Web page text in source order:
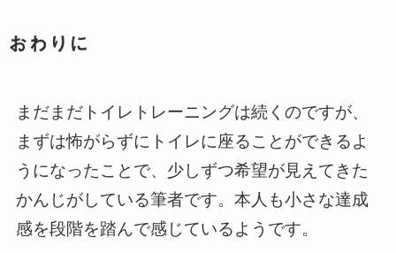
おわりに
まだまだトイレトレーニングは続くのですが、
まずは怖がらずにトイレに座ることができるよ
うになったことで、少しずつ希望が見えてきた
かんじがしている筆者です。本人も小さな達成
感を段階を踏んで感じているようです。